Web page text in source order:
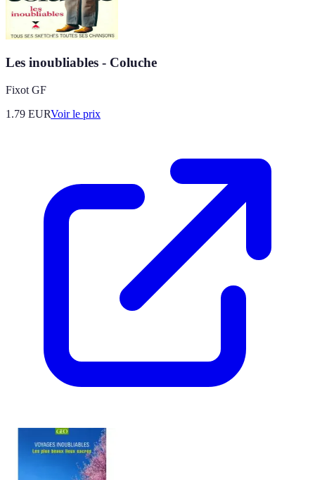
Les inoubliables - Coluche
Fixot GF
1.79 EURVoir le prix